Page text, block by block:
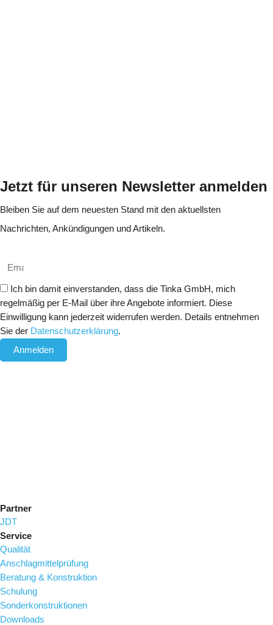
Jetzt für unseren Newsletter anmelden
Bleiben Sie auf dem neuesten Stand mit den aktuellsten
Nachrichten, Ankündigungen und Artikeln.
Ich bin damit einverstanden, dass die Tinka GmbH, mich
regelmäßig per E-Mail über ihre Angebote informiert. Diese
Einwilligung kann jederzeit widerrufen werden. Details entnehmen
Sie der Datenschutzerklärung.
Anmelden
Partner
JDT
Service
Qualität
Anschlagmittelprüfung
Beratung & Konstruktion
Schulung
Sonderkonstruktionen
Downloads